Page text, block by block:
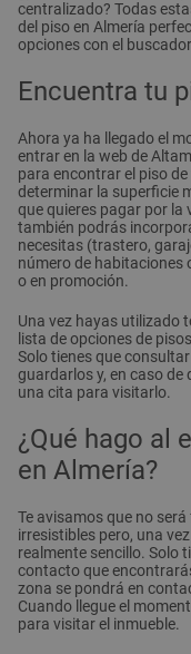
centralizado? Todas
del piso en Almería
opciones con el
Encuentra tu
Ahora ya ha llegado el
entrar en la web de
para encontrar el piso
determinar la superficie
que quieres pagar por la
también podrás
necesitas (trastero,
número de habitaciones
o en promoción.
Una vez hayas utilizado
lista de opciones de
Solo tienes que
guardarlos y, en caso
una cita para visitarlo.
¿Qué hago al
en Almería?
Te avisamos que no
irresistibles pero, una
realmente sencillo. Solo
contacto que
zona se pondrá en
Cuando llegue el
para visitar el inmueble.